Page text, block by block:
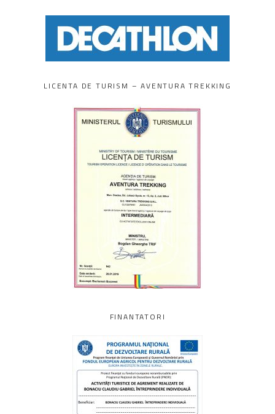
LICENTA DE TURISM – AVENTURA TREKKING
FINANTATORI